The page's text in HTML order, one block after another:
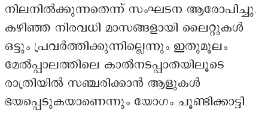
നിലനിൽക്കുന്നതെന്ന് സംഘടന ആരോപിച്ചു.
കഴിഞ്ഞ നിരവധി മാസങ്ങളായി ലൈറ്റുകൾ
ഒട്ടും പ്രവർത്തിക്കുന്നില്ലെന്നും ഇതുമൂലം
മേൽപ്പാലത്തിലെ കാൽനടപ്പാതയിലൂടെ
രാത്രിയിൽ സഞ്ചരിക്കാൻ ആളുകൾ
ഭയപ്പെടുകയാണെന്നും യോഗം ചൂണ്ടിക്കാട്ടി.